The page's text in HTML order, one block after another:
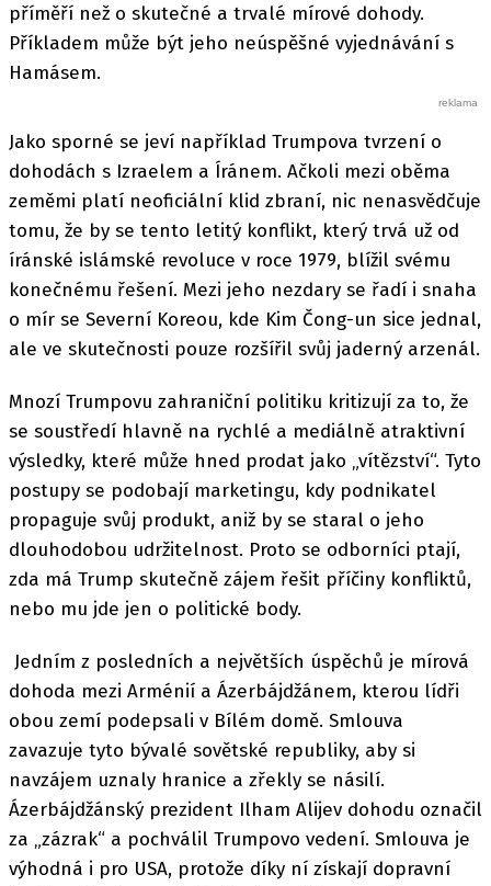
příměří než o skutečné a trvalé mírové dohody.
Příkladem může být jeho neúspěšné vyjednávání s
Hamásem.
Jako sporné se jeví například Trumpova tvrzení o
dohodách s Izraelem a Íránem. Ačkoli mezi oběma
zeměmi platí neoficiální klid zbraní, nic nenasvědčuje
tomu, že by se tento letitý konflikt, který trvá už od
íránské islámské revoluce v roce 1979, blížil svému
konečnému řešení. Mezi jeho nezdary se řadí i snaha
o mír se Severní Koreou, kde Kim Čong-un sice jednal,
ale ve skutečnosti pouze rozšířil svůj jaderný arzenál.
Mnozí Trumpovu zahraniční politiku kritizují za to, že
se soustředí hlavně na rychlé a mediálně atraktivní
výsledky, které může hned prodat jako „vítězství“. Tyto
postupy se podobají marketingu, kdy podnikatel
propaguje svůj produkt, aniž by se staral o jeho
dlouhodobou udržitelnost. Proto se odborníci ptají,
zda má Trump skutečně zájem řešit příčiny konfliktů,
nebo mu jde jen o politické body.
Jedním z posledních a největších úspěchů je mírová
dohoda mezi Arménií a Ázerbájdžánem, kterou lídři
obou zemí podepsali v Bílém domě. Smlouva
zavazuje tyto bývalé sovětské republiky, aby si
navzájem uznaly hranice a zřekly se násilí.
Ázerbájdžánský prezident Ilham Alijev dohodu označil
za „zázrak“ a pochválil Trumpovo vedení. Smlouva je
výhodná i pro USA, protože díky ní získají dopravní